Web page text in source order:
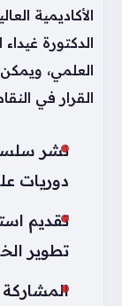
الأكاديمية
الدكتورة
العلمي، ويمكن
القرار في
نشر
دوريات
تقديم
تطوير